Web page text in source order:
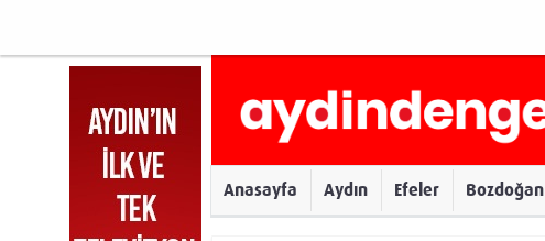
Anasayfa Aydın Efeler Bozdoğan